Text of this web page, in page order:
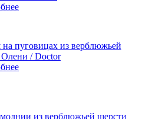
на пуговицах из верблюжьей
/ Doctor
из верблюжьей шерсти